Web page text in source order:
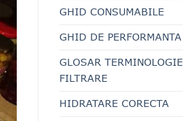
GHID CONSUMABILE
GHID DE PERFORMANTA
GLOSAR TERMINOLOGIE
FILTRARE
HIDRATARE CORECTA